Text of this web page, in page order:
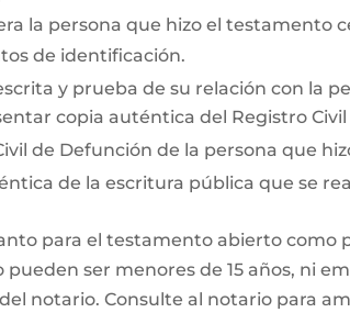
la persona que hizo el testamento
de identificación.
y prueba de su relación con la
copia auténtica del Registro
de Defunción de la persona que
de la escritura pública que se
para el testamento abierto como
ser menores de 15 años, ni
notario. Consulte al notario para